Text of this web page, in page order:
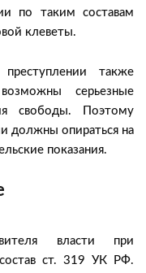
по таким составам
клеветы.
также
серьезные
свободы. Поэтому
должны опираться на
показания.
власти при
ст. 319 УК РФ.